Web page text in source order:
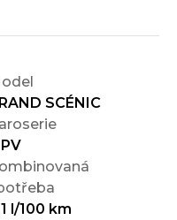
SCÉNIC
l/100 km